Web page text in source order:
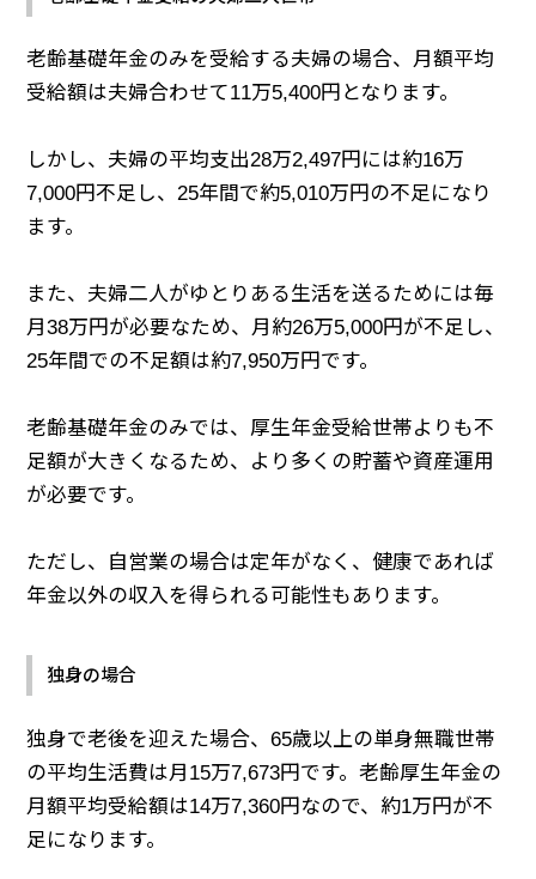
老齢基礎年金のみを受給する夫婦の場合、月額平均
受給額は夫婦合わせて11万5,400円となります。
しかし、夫婦の平均支出28万2,497円には約16万
7,000円不足し、25年間で約5,010万円の不足になり
ます。
また、夫婦二人がゆとりある生活を送るためには毎
月38万円が必要なため、月約26万5,000円が不足し、
25年間での不足額は約7,950万円です。
老齢基礎年金のみでは、厚生年金受給世帯よりも不
足額が大きくなるため、より多くの貯蓄や資産運用
が必要です。
ただし、自営業の場合は定年がなく、健康であれば
年金以外の収入を得られる可能性もあります。
独身の場合
独身で老後を迎えた場合、65歳以上の単身無職世帯
の平均生活費は月15万7,673円です。老齢厚生年金の
月額平均受給額は14万7,360円なので、約1万円が不
足になります。